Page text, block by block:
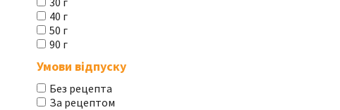
40 г
50 г
90 г
Умови відпуску
Без рецепта
За рецептом